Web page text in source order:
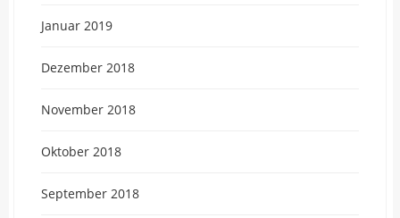
Januar 2019
Dezember 2018
November 2018
Oktober 2018
September 2018